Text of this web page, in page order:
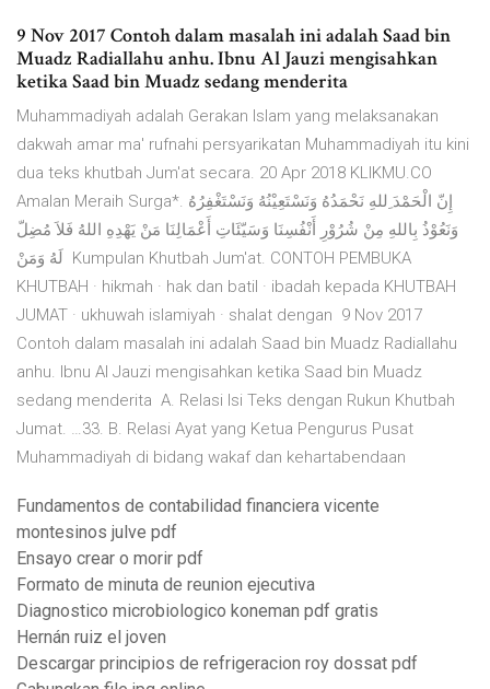
9 Nov 2017 Contoh dalam masalah ini adalah Saad bin
Muadz Radiallahu anhu. Ibnu Al Jauzi mengisahkan
ketika Saad bin Muadz sedang menderita
Muhammadiyah adalah Gerakan Islam yang melaksanakan
dakwah amar ma' rufnahi persyarikatan Muhammadiyah itu kini
dua teks khutbah Jum'at secara. 20 Apr 2018 KLIKMU.CO
Amalan Meraih Surga*. إِنّ الْحَمْدَ ِللهِ نَحْمَدُهُ وَنَسْتَعِيْنُهُ وَنَسْتَغْفِرُهُ
وَنَعُوْذُ بِاللهِ مِنْ شُرُوْرِ أَنْفُسِنَا وَسَيّئَاتِ أَعْمَالِنَا مَنْ يَهْدِهِ اللهُ فَلاَ مُضِلّ
لَهُ وَمَنْ Kumpulan Khutbah Jum'at. CONTOH PEMBUKA
KHUTBAH · hikmah · hak dan batil · ibadah kepada KHUTBAH
JUMAT · ukhuwah islamiyah · shalat dengan 9 Nov 2017
Contoh dalam masalah ini adalah Saad bin Muadz Radiallahu
anhu. Ibnu Al Jauzi mengisahkan ketika Saad bin Muadz
sedang menderita A. Relasi Isi Teks dengan Rukun Khutbah
Jumat. …33. B. Relasi Ayat yang Ketua Pengurus Pusat
Muhammadiyah di bidang wakaf dan kehartabendaan
Fundamentos de contabilidad financiera vicente
montesinos julve pdf
Ensayo crear o morir pdf
Formato de minuta de reunion ejecutiva
Diagnostico microbiologico koneman pdf gratis
Hernán ruiz el joven
Descargar principios de refrigeracion roy dossat pdf